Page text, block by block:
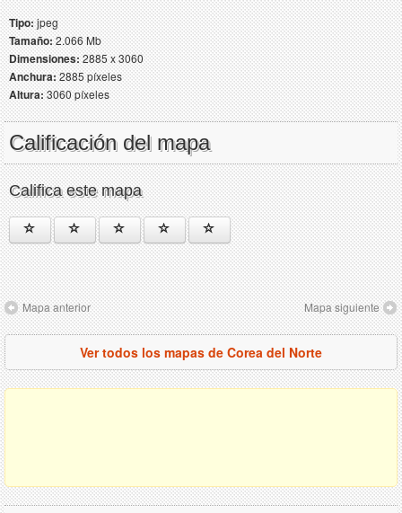
Tipo:jpeg
Tamaño:2.066 Mb
Dimensiones:2885 x 3060
Anchura:2885 píxeles
Altura:3060 píxeles
Calificación del mapa
Califica este mapa
Mapa anterior Mapa siguiente
Ver todos los mapas de Corea del Norte